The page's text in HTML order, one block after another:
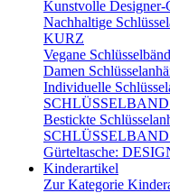
Kunstvolle
Nachhaltige
KURZ
Vegane
Damen
Individuelle
Bestickte
Gürteltasche:
Kinderartikel
Zur Kategorie